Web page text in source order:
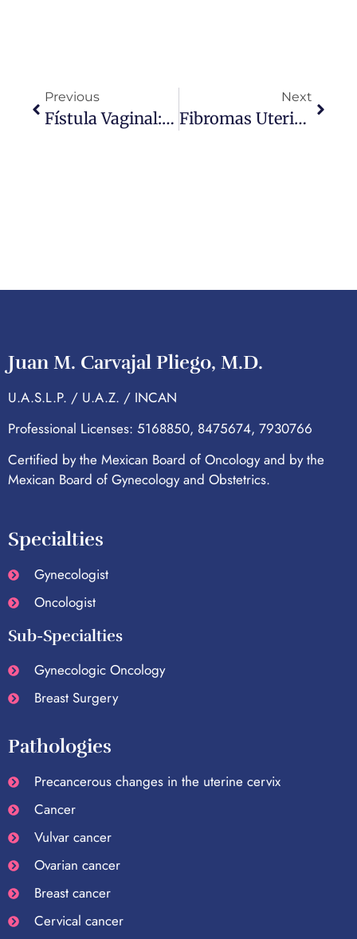
Previous
Fístula Vaginal: Qué Es, Síntomas Y Cómo Tratar Esta Condición Silenciosa
Next
Fibromas Uterinos: Causas, Síntomas Y Tratamientos Explicados De Forma Divertida
Juan M. Carvajal Pliego, M.D.
U.A.S.L.P. / U.A.Z. / INCAN
Professional Licenses: 5168850, 8475674, 7930766
Certified by the Mexican Board of Oncology and by the
Mexican Board of Gynecology and Obstetrics.
Specialties
Gynecologist
Oncologist
Sub-Specialties
Gynecologic Oncology
Breast Surgery
Pathologies
Precancerous changes in the uterine cervix
Cancer
Vulvar cancer
Ovarian cancer
Breast cancer
Cervical cancer